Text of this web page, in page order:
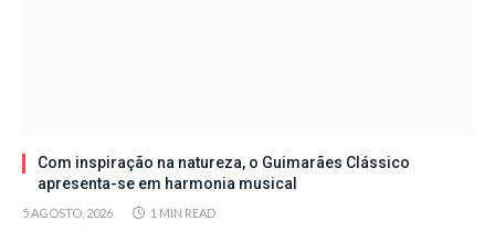
Com inspiração na natureza, o Guimarães Clássico
apresenta-se em harmonia musical
5 AGOSTO, 2026 1 MIN READ